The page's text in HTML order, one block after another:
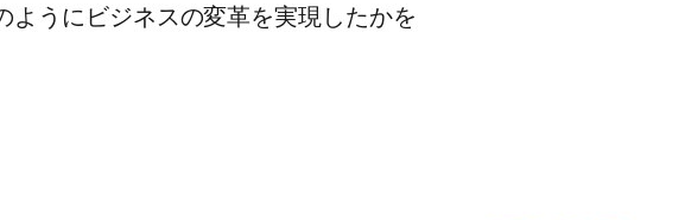
ようにビジネスの変革を実現したかを